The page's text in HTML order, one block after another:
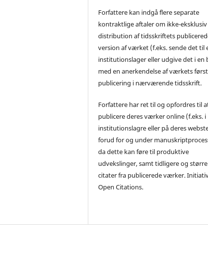
Forfattere kan indgå flere separate
kontraktlige aftaler om ikke-eksklusiv
distribution af tidsskriftets
version af værket (f.eks. sende det til
institutionslager eller udgive det i en
med en anerkendelse af værkets
publicering i nærværende tidsskrift.
Forfattere har ret til og opfordres til
publicere deres værker online (f.eks. i
institutionslagre eller på deres
forud for og under
da dette kan føre til produktive
udvekslinger, samt tidligere og større
citater fra publicerede værker.
Open Citations.